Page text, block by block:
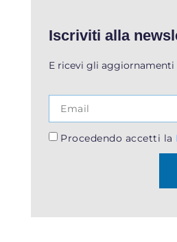
Iscriviti alla
E ricevi gli aggiornamenti
Procedendo accetti la